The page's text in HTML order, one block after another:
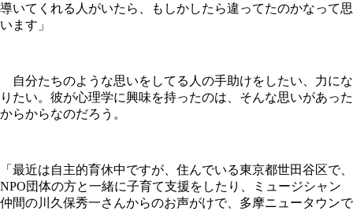
導いてくれる人がいたら、もしかしたら違ってたのかなって思
います」
自分たちのような思いをしてる人の手助けをしたい、力にな
りたい。彼が心理学に興味を持ったのは、そんな思いがあった
からからなのだろう。
「最近は自主的育休中ですが、住んでいる東京都世田谷区で、
NPO団体の方と一緒に子育て支援をしたり、ミュージシャン
仲間の川久保秀一さんからのお声がけで、多摩ニュータウンで